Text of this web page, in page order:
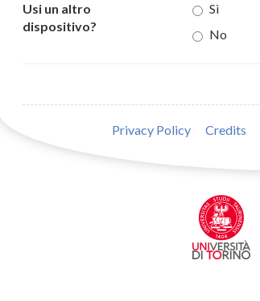
Usi un altro
dispositivo?
Sì
No
Privacy Policy Credits